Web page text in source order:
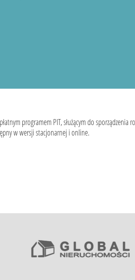
programem PIT, służącym do
w wersji stacjonarnej i online.